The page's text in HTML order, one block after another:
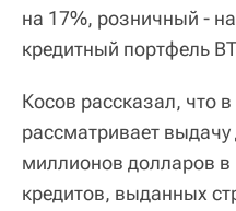
на 17%, розничный -
кредитный портфель
Косов рассказал, что
рассматривает
миллионов долларов
кредитов, выданных